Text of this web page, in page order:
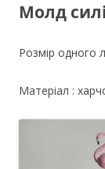
Молд
Розмір одного
Матеріал :